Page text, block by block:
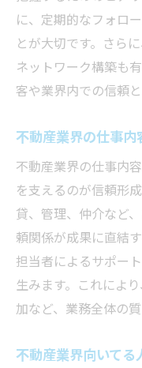
に、定期的なフォロ
とが大切です。さら
ネットワーク構築も
客や業界内での信頼
不動産業界の仕事内
不動産業界の仕事内
を支えるのが信頼形
貸、管理、仲介など
頼関係が成果に直結
担当者によるサポー
生みます。これによ
加など、業務全体の
不動産業界向いてる